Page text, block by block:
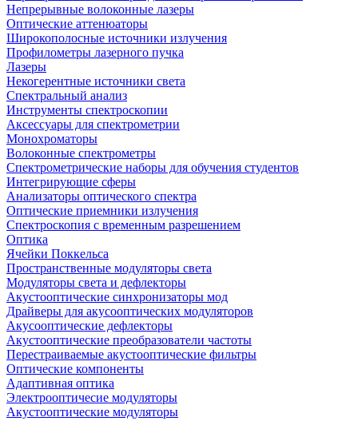
Непрерывные волоконные лазеры
Оптические аттенюаторы
Широкополосные источники излучения
Профилометры лазерного пучка
Лазеры
Некогерентные источники света
Спектральный анализ
Инструменты спектроскопии
Аксессуары для спектрометрии
Монохроматоры
Волоконные спектрометры
Спектрометрические наборы для обучения студентов
Интегрирующие сферы
Анализаторы оптического спектра
Оптические приемники излучения
Спектроскопия с временным разрешением
Оптика
Ячейки Поккельса
Пространственные модуляторы света
Модуляторы света и дефлекторы
Акустооптические синхронизаторы мод
Драйверы для акусооптических модуляторов
Акусооптические дефлекторы
Акустооптические преобразователи частоты
Перестраиваемые акустооптические фильтры
Оптические компоненты
Адаптивная оптика
Электрооптичесие модуляторы
Акустооптические модуляторы